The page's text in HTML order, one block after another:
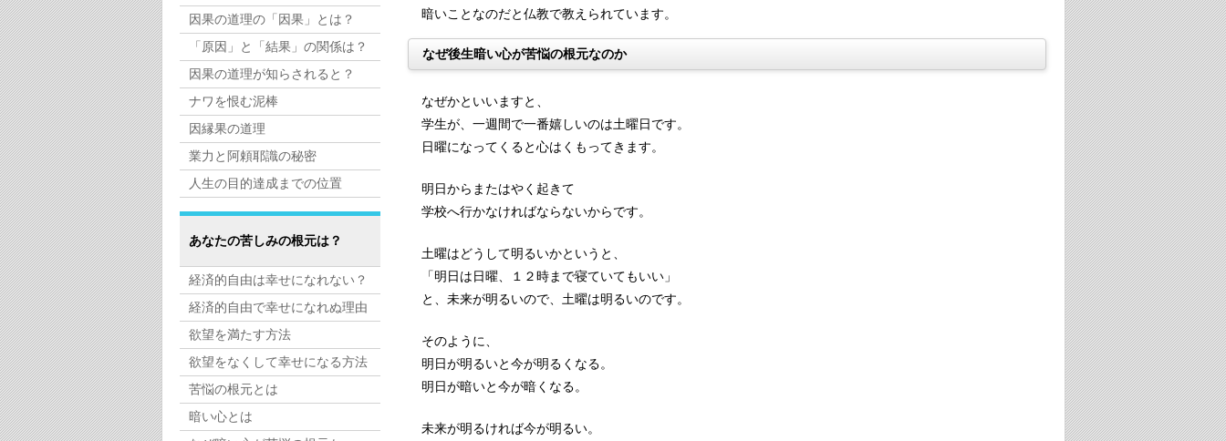
暗いことなのだと仏教で教えられています。
なぜ後生暗い心が苦悩の根元なのか
なぜかといいますと、
学生が、一週間で一番嬉しいのは土曜日です。
日曜になってくると心はくもってきます。
明日からまたはやく起きて
学校へ行かなければならないからです。
土曜はどうして明るいかというと、
「明日は日曜、１２時まで寝ていてもいい」
と、未来が明るいので、土曜は明るいのです。
そのように、
明日が明るいと今が明るくなる。
明日が暗いと今が暗くなる。
未来が明るければ今が明るい。
因果の道理の「因果」とは？
「原因」と「結果」の関係は？
因果の道理が知らされると？
ナワを恨む泥棒
因縁果の道理
業力と阿頼耶識の秘密
人生の目的達成までの位置
あなたの苦しみの根元は？
経済的自由は幸せになれない？
経済的自由で幸せになれぬ理由
欲望を満たす方法
欲望をなくして幸せになる方法
苦悩の根元とは
暗い心とは